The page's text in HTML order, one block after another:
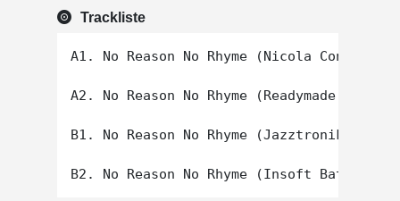
Trackliste
A1. No Reason No Rhyme (Nicola Conte
A2. No Reason No Rhyme (Readymade
B1. No Reason No Rhyme (Jazztronik Mix)